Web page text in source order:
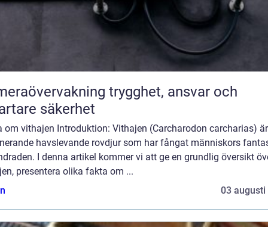
trygghet, ansvar och
säkerhet
om vithajen Introduktion: Vithajen (Carcharodon carcharias)
havslevande rovdjur som har fångat människors
I denna artikel kommer vi att ge en grundlig översikt
presentera olika fakta om ...
03 augusti